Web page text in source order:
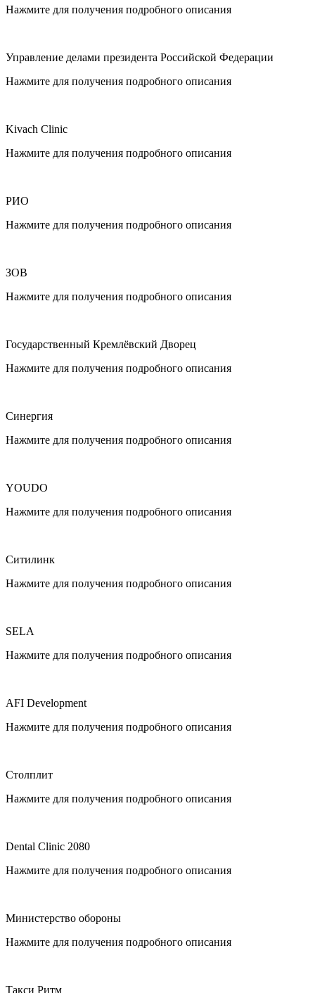
Нажмите для получения подробного описания
Управление делами президента Российской Федерации
Нажмите для получения подробного описания
Kivach Clinic
Нажмите для получения подробного описания
РИО
Нажмите для получения подробного описания
ЗОВ
Нажмите для получения подробного описания
Государственный Кремлёвский Дворец
Нажмите для получения подробного описания
Синергия
Нажмите для получения подробного описания
YOUDO
Нажмите для получения подробного описания
Ситилинк
Нажмите для получения подробного описания
SELA
Нажмите для получения подробного описания
AFI Development
Нажмите для получения подробного описания
Столплит
Нажмите для получения подробного описания
Dental Clinic 2080
Нажмите для получения подробного описания
Министерство обороны
Нажмите для получения подробного описания
Такси Ритм